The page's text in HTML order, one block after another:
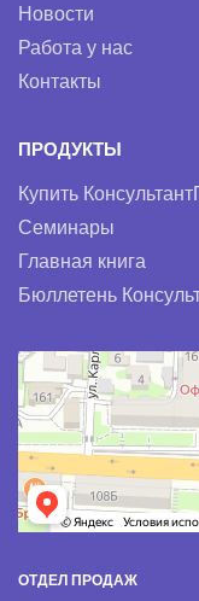
Новости
Работа у нас
Контакты
ПРОДУКТЫ
Купить
Семинары
Главная книга
Бюллетень
ОТДЕЛ ПРОДАЖ